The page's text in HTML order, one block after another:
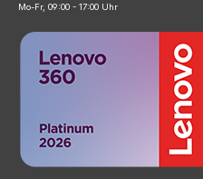
Mo-Fr, 09:00 - 17:00 Uhr